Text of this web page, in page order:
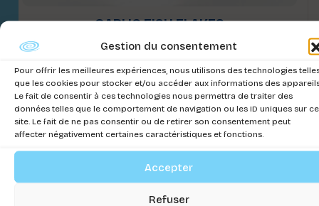
Gestion du consentement
Pour offrir les meilleures expériences, nous utilisons des technologies
que les cookies pour stocker et/ou accéder aux informations des
Le fait de consentir à ces technologies nous permettra de traiter des
données telles que le comportement de navigation ou les ID uniques sur ce
site. Le fait de ne pas consentir ou de retirer son consentement peut
affecter négativement certaines caractéristiques et fonctions.
Accepter
Refuser
GARLIC FISH FLAKES
Connectez-vous pour voir les prix